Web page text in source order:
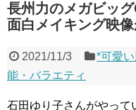
長州力のメガビッ
面白メイキング映像
2021/11/3 *可愛
能・バラエティ
石田ゆり子さんがやって